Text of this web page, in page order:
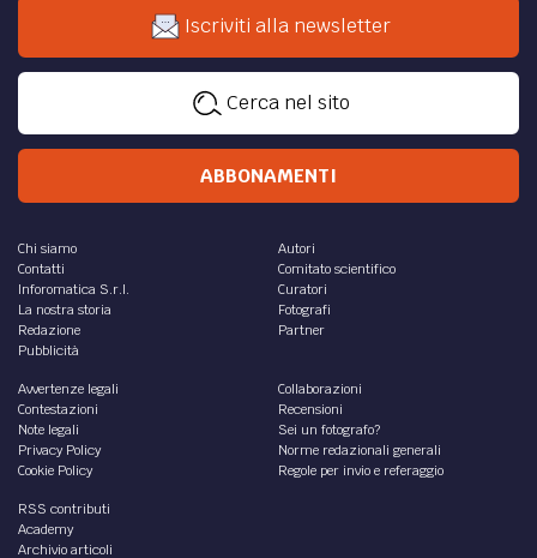
Iscriviti alla newsletter
Cerca nel sito
ABBONAMENTI
Chi siamo
Contatti
Inforomatica S.r.l.
La nostra storia
Redazione
Pubblicità
Autori
Comitato scientifico
Curatori
Fotografi
Partner
Avvertenze legali
Contestazioni
Note legali
Privacy Policy
Cookie Policy
Collaborazioni
Recensioni
Sei un fotografo?
Norme redazionali generali
Regole per invio e referaggio
RSS contributi
Academy
Archivio articoli